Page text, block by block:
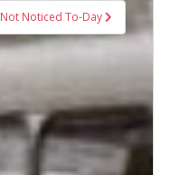
Not Noticed To-Day